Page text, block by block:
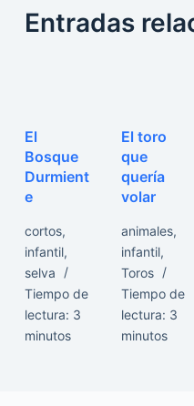
Entradas
El
Bosque
Durmient
e
cortos,
infantil,
selva
Tiempo de
lectura: 3
minutos
El toro
que
quería
volar
animales,
infantil,
Toros
Tiempo de
lectura: 3
minutos